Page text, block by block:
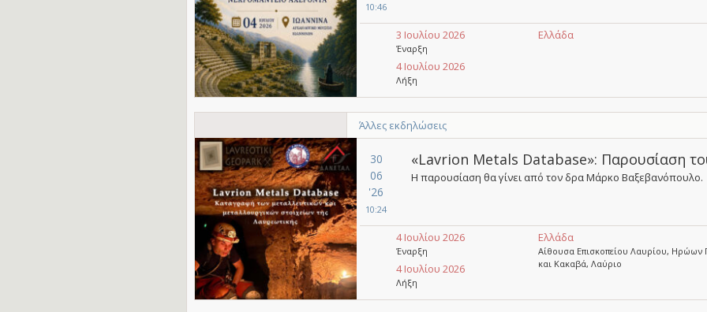
10:46
3 Ιουλίου 2026
Έναρξη
4 Ιουλίου 2026
Λήξη
Ελλάδα
Άλλες εκδηλώσεις
30
06
'26
10:24
«Lavrion Metals Database»: Παρουσίαση
Η παρουσίαση θα γίνει από τον δρα Μάρκο Βαξεβανόπουλο.
4 Ιουλίου 2026
Έναρξη
4 Ιουλίου 2026
Λήξη
Ελλάδα
Αίθουσα Επισκοπείου Λαυρίου, Ηρώων
και Κακαβά, Λαύριο